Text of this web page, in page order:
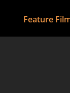
Feature